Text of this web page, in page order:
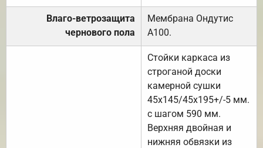
Влаго-ветрозащита
чернового пола
Мембрана Ондутис
А100.
Стойки каркаса из
строганой доски
камерной сушки
45х145/45х195+/-5 мм.
с шагом 590 мм.
Верхняя двойная и
нижняя обвязки из